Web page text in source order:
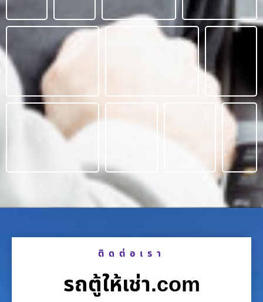
ติดต่อเรา
รถตู้ให้เช่า.com